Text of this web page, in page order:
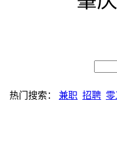
热门搜索： 兼职 招聘 零